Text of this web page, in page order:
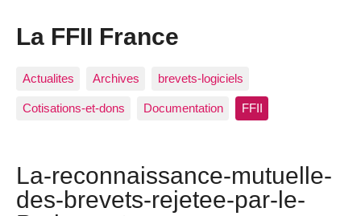
La FFII France
Actualites Archives brevets-logiciels
Cotisations-et-dons Documentation FFII
La-reconnaissance-mutuelle-
des-brevets-rejetee-par-le-